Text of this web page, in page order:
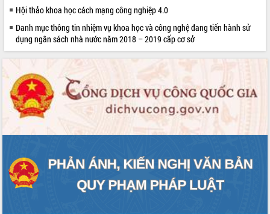
Hội thảo khoa học cách mạng công nghiệp 4.0
Danh mục thông tin nhiệm vụ khoa học và công nghệ đang tiến hành sử
dụng ngân sách nhà nước năm 2018 – 2019 cấp cơ sở